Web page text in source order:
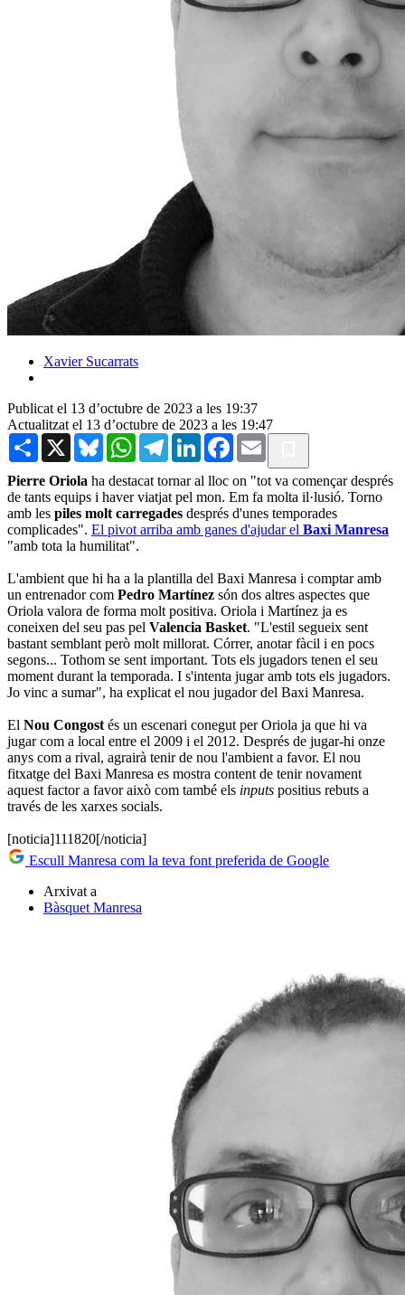
Xavier Sucarrats
Publicat el 13 d’octubre de 2023 a les 19:37
Actualitzat el 13 d’octubre de 2023 a les 19:47
Share X BlueskyWhatsAppTelegramLinkedInFacebook
Email
Pierre Oriola ha destacat tornar al lloc on "tot va començar després
de tants equips i haver viatjat pel mon. Em fa molta il·lusió. Torno
amb les piles molt carregades després d'unes temporades
complicades". El pivot arriba amb ganes d'ajudar el Baxi Manresa
"amb tota la humilitat".
L'ambient que hi ha a la plantilla del Baxi Manresa i comptar amb
un entrenador com Pedro Martínez són dos altres aspectes que
Oriola valora de forma molt positiva. Oriola i Martínez ja es
coneixen del seu pas pel Valencia Basket. "L'estil segueix sent
bastant semblant però molt millorat. Córrer, anotar fàcil i en pocs
segons... Tothom se sent important. Tots els jugadors tenen el seu
moment durant la temporada. I s'intenta jugar amb tots els jugadors.
Jo vinc a sumar", ha explicat el nou jugador del Baxi Manresa.
El Nou Congost és un escenari conegut per Oriola ja que hi va
jugar com a local entre el 2009 i el 2012. Després de jugar-hi onze
anys com a rival, agrairà tenir de nou l'ambient a favor. El nou
fitxatge del Baxi Manresa es mostra content de tenir novament
aquest factor a favor això com també els inputs positius rebuts a
través de les xarxes socials.
[noticia]111820[/noticia]
Escull Manresa com la teva font preferida de Google
Arxivat a
Bàsquet Manresa